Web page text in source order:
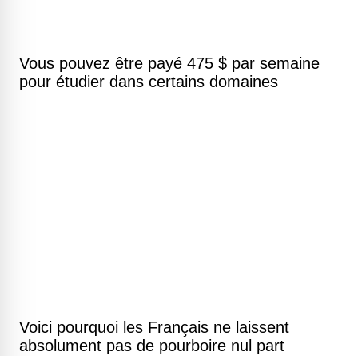
Vous pouvez être payé 475 $ par semaine
pour étudier dans certains domaines
Voici pourquoi les Français ne laissent
absolument pas de pourboire nul part